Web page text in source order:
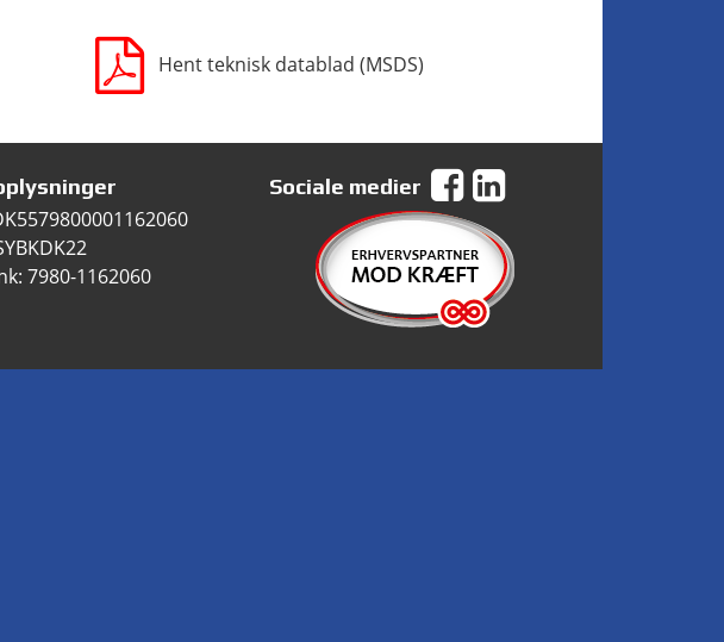
Hent teknisk datablad (MSDS)
7980-1162060
Sociale medier